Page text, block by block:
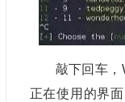
敲下回车，
正在使用的界